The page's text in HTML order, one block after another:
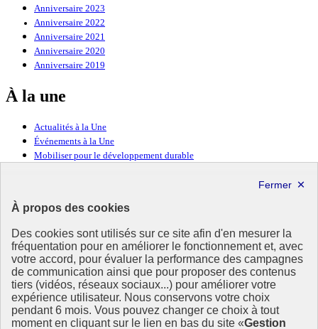
À propos des cookies
Des cookies sont utilisés sur ce site afin d'en mesurer la
fréquentation pour en améliorer le fonctionnement et, avec
votre accord, pour évaluer la performance des campagnes
de communication ainsi que pour proposer des contenus
tiers (vidéos, réseaux sociaux...) pour améliorer votre
expérience utilisateur. Nous conservons votre choix
pendant 6 mois. Vous pouvez changer ce choix à tout
moment en cliquant sur le lien en bas du site «Gestion
Anniversaire 2023
Anniversaire 2022
Anniversaire 2021
Anniversaire 2020
Anniversaire 2019
À la une
Actualités à la Une
Événements à la Une
Mobiliser pour le développement durable
Ressources
Ressources
La Méth’ODD
Gouvernement
Ce site propose l’information de référence concernant l’Agenda
2030 et la feuille de route de la France. Il valorise la mobilisation de